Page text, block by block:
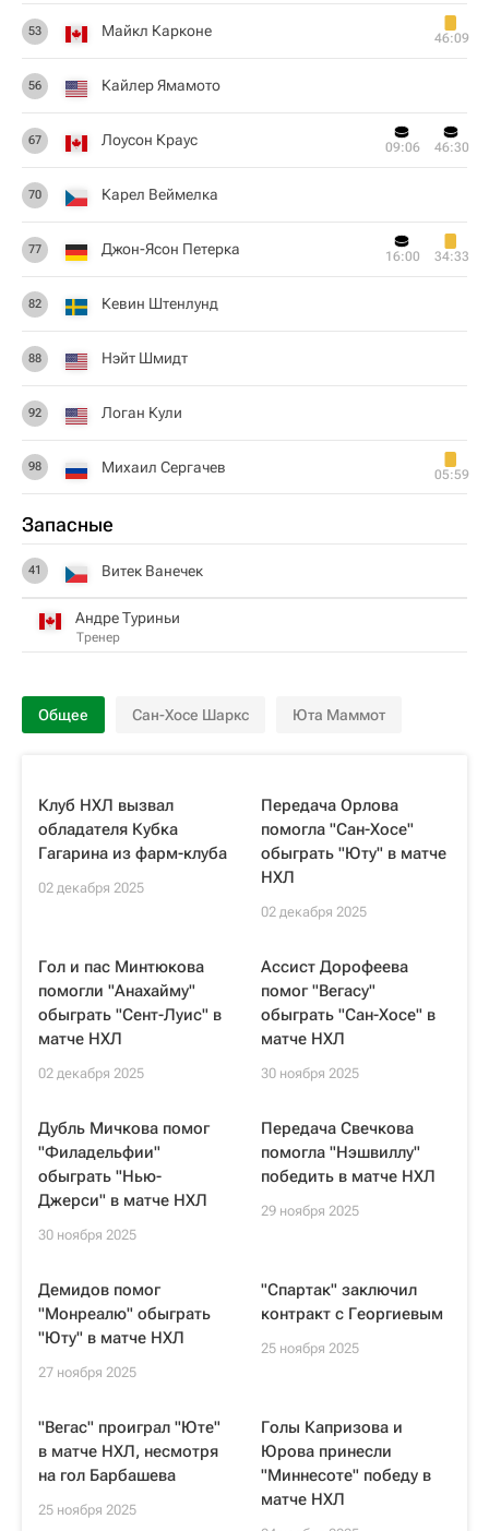
53 Майкл Карконе 46:09
56 Кайлер Ямамото
67 Лоусон Краус 09:06 46:30
70 Карел Веймелка
77 Джон-Ясон Петерка 16:00 34:33
82 Кевин Штенлунд
88 Нэйт Шмидт
92 Логан Кули
98 Михаил Сергачев 05:59
Запасные
41 Витек Ванечек
Андре Туриньи
Тренер
Общее Сан-Хосе Шаркс Юта Маммот
Клуб НХЛ вызвал
обладателя Кубка
Гагарина из фарм-клуба
02 декабря 2025
Передача Орлова
помогла "Сан-Хосе"
обыграть "Юту" в матче
НХЛ
02 декабря 2025
Гол и паc Минтюкова
помогли "Анахайму"
обыграть "Сент-Луис" в
матче НХЛ
02 декабря 2025
Ассист Дорофеева
помог "Вегасу"
обыграть "Сан-Хосе" в
матче НХЛ
30 ноября 2025
Дубль Мичкова помог
"Филадельфии"
обыграть "Нью-
Джерси" в матче НХЛ
30 ноября 2025
Передача Свечкова
помогла "Нэшвиллу"
победить в матче НХЛ
29 ноября 2025
Демидов помог
"Монреалю" обыграть
"Юту" в матче НХЛ
27 ноября 2025
"Спартак" заключил
контракт с Георгиевым
25 ноября 2025
"Вегас" проиграл "Юте"
в матче НХЛ, несмотря
на гол Барбашева
25 ноября 2025
Голы Капризова и
Юрова принесли
"Миннесоте" победу в
матче НХЛ